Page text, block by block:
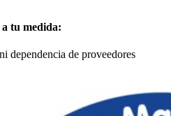
a tu medida:
dependencia de proveedores